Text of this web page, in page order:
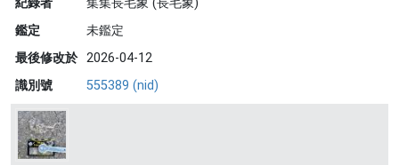
紀錄者
集集長毛象 (長毛象)
鑑定
未鑑定
最後修改於 2026-04-12
識別號
555389 (nid)